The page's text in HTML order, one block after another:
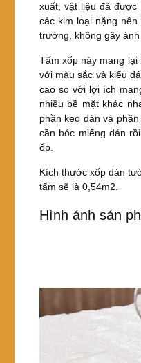
xuất, vật liệu đã được
các kim loại nặng
trường, không gây
Tấm xốp này mang
với màu sắc và kiểu
cao so với lợi ích
nhiều bề mặt khác
phần keo dán và
cần bóc miếng dán
ốp.
Kích thước xốp dán
tấm sẽ là 0,54m2.
Hình ảnh sản